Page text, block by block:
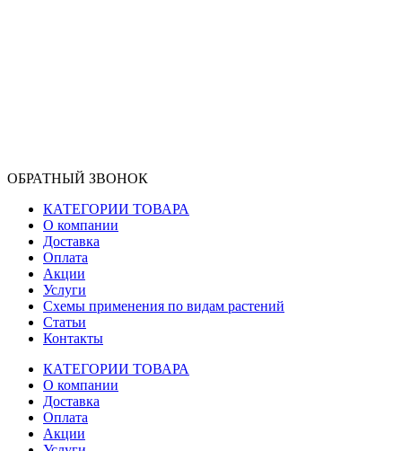
ОБРАТНЫЙ ЗВОНОК
КАТЕГОРИИ ТОВАРА
О компании
Доставка
Оплата
Акции
Услуги
Схемы применения по видам растений
Статьи
Контакты
КАТЕГОРИИ ТОВАРА
О компании
Доставка
Оплата
Акции